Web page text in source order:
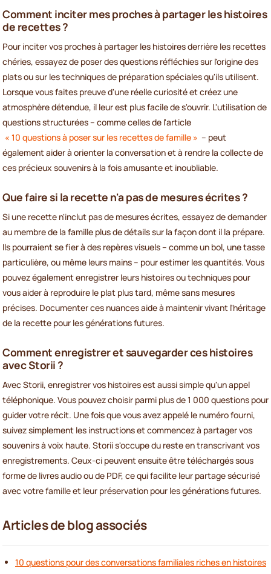
Comment inciter mes proches à partager les histoires
de recettes ?
Pour inciter vos proches à partager les histoires derrière les recettes
chéries, essayez de poser des questions réfléchies sur l'origine des
plats ou sur les techniques de préparation spéciales qu'ils utilisent.
Lorsque vous faites preuve d'une réelle curiosité et créez une
atmosphère détendue, il leur est plus facile de s'ouvrir. L'utilisation de
questions structurées – comme celles de l'article
« 10 questions à poser sur les recettes de famille » – peut
également aider à orienter la conversation et à rendre la collecte de
ces précieux souvenirs à la fois amusante et inoubliable.
Que faire si la recette n'a pas de mesures écrites ?
Si une recette n'inclut pas de mesures écrites, essayez de demander
au membre de la famille plus de détails sur la façon dont il la prépare.
Ils pourraient se fier à des repères visuels – comme un bol, une tasse
particulière, ou même leurs mains – pour estimer les quantités. Vous
pouvez également enregistrer leurs histoires ou techniques pour
vous aider à reproduire le plat plus tard, même sans mesures
précises. Documenter ces nuances aide à maintenir vivant l'héritage
de la recette pour les générations futures.
Comment enregistrer et sauvegarder ces histoires
avec Storii ?
Avec Storii, enregistrer vos histoires est aussi simple qu'un appel
téléphonique. Vous pouvez choisir parmi plus de 1 000 questions pour
guider votre récit. Une fois que vous avez appelé le numéro fourni,
suivez simplement les instructions et commencez à partager vos
souvenirs à voix haute. Storii s'occupe du reste en transcrivant vos
enregistrements. Ceux-ci peuvent ensuite être téléchargés sous
forme de livres audio ou de PDF, ce qui facilite leur partage sécurisé
avec votre famille et leur préservation pour les générations futures.
Articles de blog associés
10 questions pour des conversations familiales riches en histoires